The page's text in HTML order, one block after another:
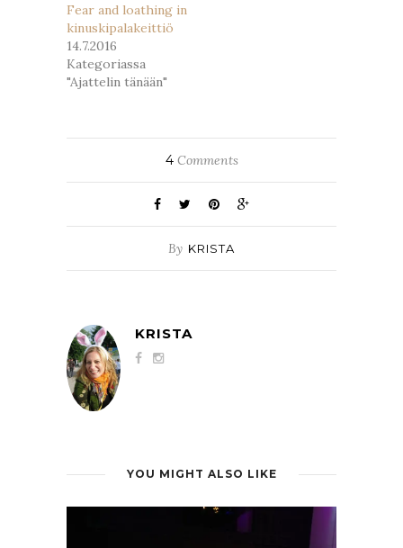
Fear and loathing in
kinuskipalakeittiö
14.7.2016
Kategoriassa
"Ajattelin tänään"
4Comments
By KRISTA
KRISTA
YOU MIGHT ALSO LIKE